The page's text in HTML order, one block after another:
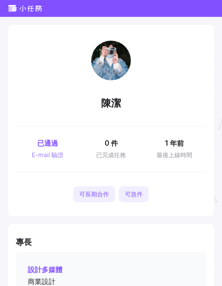
陳潔
E-mail 驗證
已通過
已完成任務
0 件
最後上線時間
1 年前
可長期合作 可急件
專長
設計多媒體
商業設計